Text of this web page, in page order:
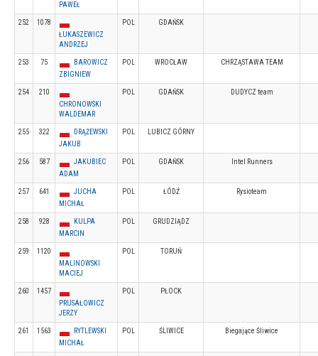
PAWEŁ
252
1078
ŁUKASZEWICZ
ANDRZEJ
POL GDAŃSK
253 75
BAROWICZ
ZBIGNIEW
POL WROCŁAW CHRZĄSTAWA TEAM
254
210
CHRONOWSKI
WALDEMAR
POL GDAŃSK DUDYCZ team
255 322
DRĄŻEWSKI
JAKUB
POL LUBICZ GÓRNY
256 587
JAKUBIEC
ADAM
POL GDAŃSK Intel Runners
257 641
JUCHA
MICHAŁ
POL ŁÓDŹ Rysioteam
258 928
KULPA
MARCIN
POL GRUDZIĄDZ
259
1120
MALINOWSKI
MACIEJ
POL TORUŃ
260
1457
PRUSAŁOWICZ
JERZY
POL PŁOCK
261 1563
RYTLEWSKI
MICHAŁ
POL ŚLIWICE Biegające Śliwice